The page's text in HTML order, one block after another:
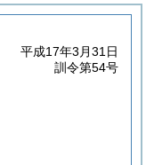
平成17年3月31日
訓令第54号